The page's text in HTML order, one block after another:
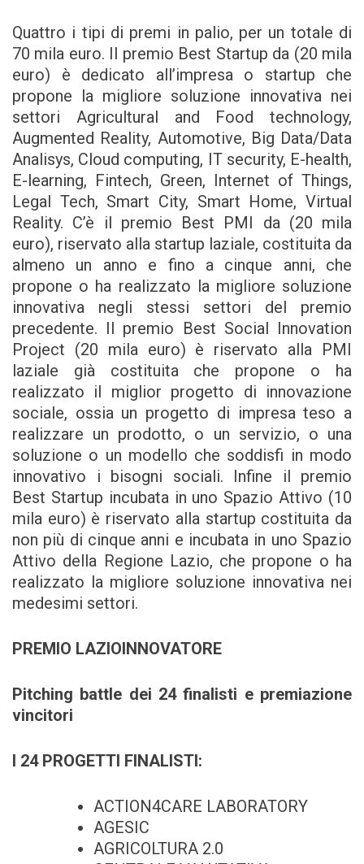
Quattro i tipi di premi in palio, per un totale di
70 mila euro. Il premio Best Startup da (20 mila
euro) è dedicato all’impresa o startup che
propone la migliore soluzione innovativa nei
settori Agricultural and Food technology,
Augmented Reality, Automotive, Big Data/Data
Analisys, Cloud computing, IT security, E-health,
E-learning, Fintech, Green, Internet of Things,
Legal Tech, Smart City, Smart Home, Virtual
Reality. C’è il premio Best PMI da (20 mila
euro), riservato alla startup laziale, costituita da
almeno un anno e fino a cinque anni, che
propone o ha realizzato la migliore soluzione
innovativa negli stessi settori del premio
precedente. Il premio Best Social Innovation
Project (20 mila euro) è riservato alla PMI
laziale già costituita che propone o ha
realizzato il miglior progetto di innovazione
sociale, ossia un progetto di impresa teso a
realizzare un prodotto, o un servizio, o una
soluzione o un modello che soddisfi in modo
innovativo i bisogni sociali. Infine il premio
Best Startup incubata in uno Spazio Attivo (10
mila euro) è riservato alla startup costituita da
non più di cinque anni e incubata in uno Spazio
Attivo della Regione Lazio, che propone o ha
realizzato la migliore soluzione innovativa nei
medesimi settori.
PREMIO LAZIOINNOVATORE
Pitching battle dei 24 finalisti e premiazione
vincitori
I 24 PROGETTI FINALISTI:
ACTION4CARE LABORATORY
AGESIC
AGRICOLTURA 2.0